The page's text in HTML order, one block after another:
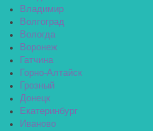
Владимир
Волгоград
Вологда
Воронеж
Гатчина
Горно-Алтайск
Грозный
Донецк
Екатеринбург
Иваново